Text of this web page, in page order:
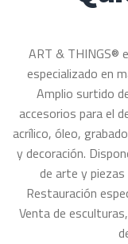
ART & THINGS®
especializado en
Amplio surtido
accesorios para el
acrílico, óleo,
y decoración.
de arte y piezas
Restauración
Venta de